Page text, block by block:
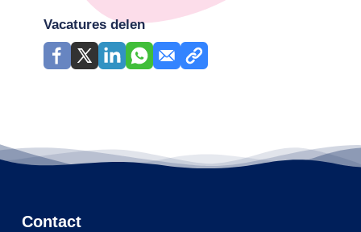
Vacatures delen
Contact